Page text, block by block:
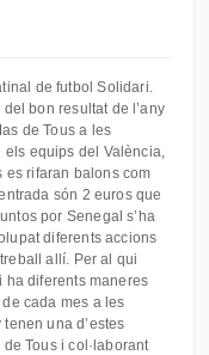
de futbol Solidari.
bon resultat de l’any
de Tous a les
equips del València,
es rifaran balons com
són 2 euros que
por Senegal s’ha
diferents accions
allí. Per al qui
ha diferents maneres
cada mes a les
una d’estes
Tous i col·laborant